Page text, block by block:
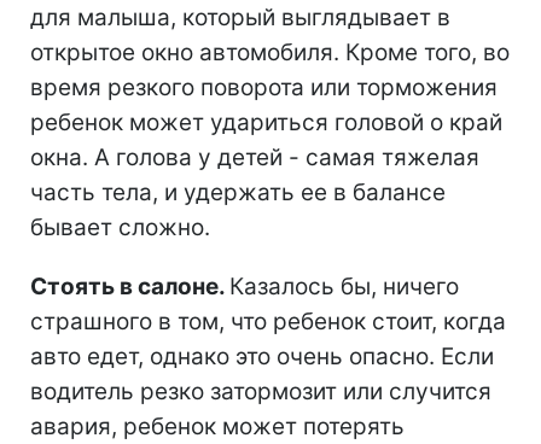
для малыша, который выглядывает в
открытое окно автомобиля. Кроме того, во
время резкого поворота или торможения
ребенок может удариться головой о край
окна. А голова у детей - самая тяжелая
часть тела, и удержать ее в балансе
бывает сложно.
Стоять в салоне. Казалось бы, ничего
страшного в том, что ребенок стоит, когда
авто едет, однако это очень опасно. Если
водитель резко затормозит или случится
авария, ребенок может потерять